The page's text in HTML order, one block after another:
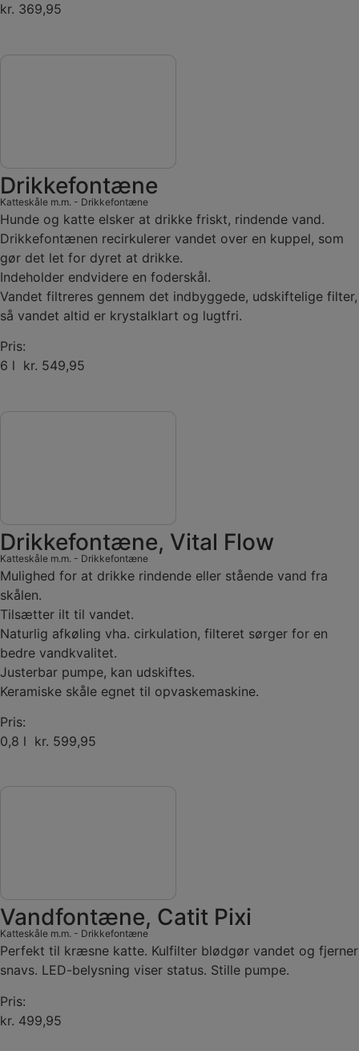
kr. 369,95
Drikkefontæne
Katteskåle m.m. - Drikkefontæne
Hunde og katte elsker at drikke friskt, rindende vand.
Drikkefontænen recirkulerer vandet over en kuppel, som
gør det let for dyret at drikke.
Indeholder endvidere en foderskål.
Vandet filtreres gennem det indbyggede, udskiftelige filter,
så vandet altid er krystalklart og lugtfri.
Pris:
6 l kr. 549,95
Drikkefontæne, Vital Flow
Katteskåle m.m. - Drikkefontæne
Mulighed for at drikke rindende eller stående vand fra
skålen.
Tilsætter ilt til vandet.
Naturlig afkøling vha. cirkulation, filteret sørger for en
bedre vandkvalitet.
Justerbar pumpe, kan udskiftes.
Keramiske skåle egnet til opvaskemaskine.
Pris:
0,8 l kr. 599,95
Vandfontæne, Catit Pixi
Katteskåle m.m. - Drikkefontæne
Perfekt til kræsne katte. Kulfilter blødgør vandet og fjerner
snavs. LED-belysning viser status. Stille pumpe.
Pris:
kr. 499,95